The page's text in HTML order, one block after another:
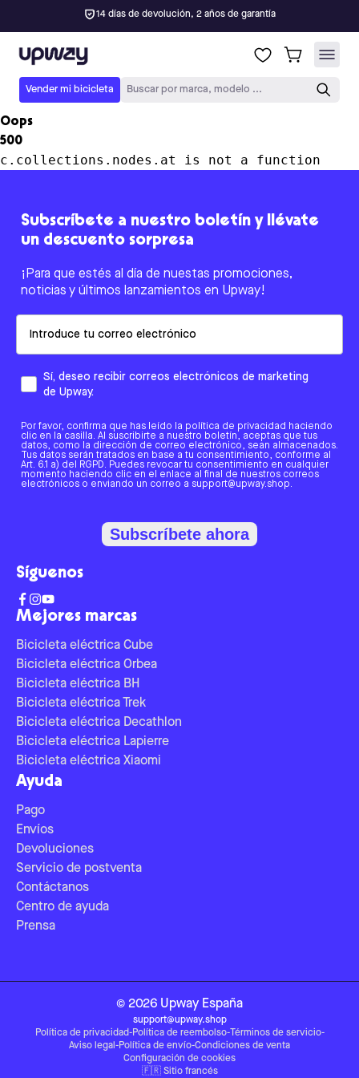
14 días de devolución, 2 años de garantía
Upway
Vender mi bicicleta Buscar por marca, modelo ...
Oops
500
c.collections.nodes.at is not a function
Mejores marcas
Bicicleta eléctrica Cube
Bicicleta eléctrica Orbea
Bicicleta eléctrica BH
Bicicleta eléctrica Trek
Bicicleta eléctrica Decathlon
Bicicleta eléctrica Lapierre
Bicicleta eléctrica Xiaomi
Ayuda
Pago
Envíos
Devoluciones
Servicio de postventa
Contáctanos
Centro de ayuda
Prensa
Subscríbete a nuestro boletín y llévate
un descuento sorpresa
¡Para que estés al día de nuestas promociones,
noticias y últimos lanzamientos en Upway!
Sí, deseo recibir correos electrónicos de marketing
de Upway.
Por favor, confirma que has leído la política de privacidad haciendo
clic en la casilla. Al suscribirte a nuestro boletín, aceptas que tus
datos, como la dirección de correo electrónico, sean almacenados.
Tus datos serán tratados en base a tu consentimiento, conforme al
Art. 6.1 a) del RGPD. Puedes revocar tu consentimiento en cualquier
momento haciendo clic en el enlace al final de nuestros correos
electrónicos o enviando un correo a support@upway.shop.
Subscríbete ahora
Síguenos
© 2026 Upway España
support@upway.shop
Política de privacidad-Política de reembolso-Términos de servicio-
Aviso legal -Política de envío-Condiciones de venta
Configuración de cookies
🇫🇷 Sitio francés